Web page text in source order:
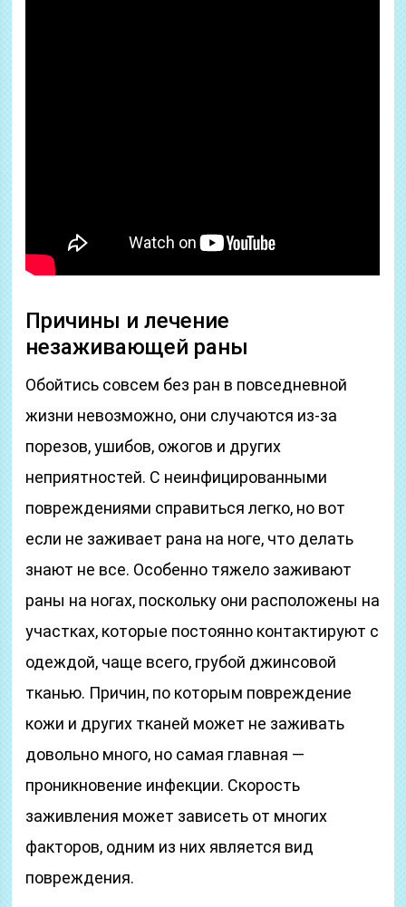
Причины и лечение
незаживающей раны
Обойтись совсем без ран в повседневной
жизни невозможно, они случаются из-за
порезов, ушибов, ожогов и других
неприятностей. С неинфицированными
повреждениями справиться легко, но вот
если не заживает рана на ноге, что делать
знают не все. Особенно тяжело заживают
раны на ногах, поскольку они расположены на
участках, которые постоянно контактируют с
одеждой, чаще всего, грубой джинсовой
тканью. Причин, по которым повреждение
кожи и других тканей может не заживать
довольно много, но самая главная —
проникновение инфекции. Скорость
заживления может зависеть от многих
факторов, одним из них является вид
повреждения.